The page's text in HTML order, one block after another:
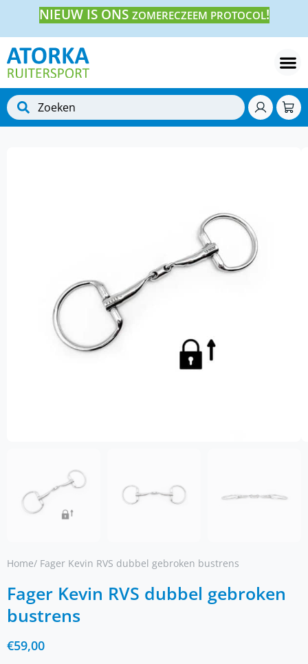
NIEUW IS ONS ZOMERECZEEM PROTOCOL!
Home/ Fager Kevin RVS dubbel gebroken bustrens
Fager Kevin RVS dubbel gebroken
bustrens
€59,00